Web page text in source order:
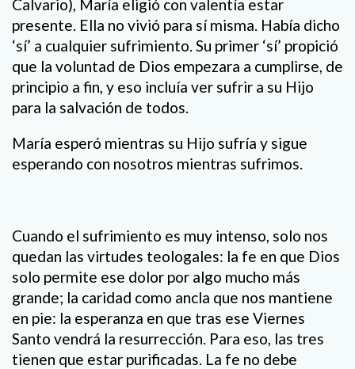
Calvario), María eligió con valentía estar
presente. Ella no vivió para sí misma. Había dicho
‘sí’ a cualquier sufrimiento. Su primer ‘sí’ propició
que la voluntad de Dios empezara a cumplirse, de
principio a fin, y eso incluía ver sufrir a su Hijo
para la salvación de todos.
María esperó mientras su Hijo sufría y sigue
esperando con nosotros mientras sufrimos.
Cuando el sufrimiento es muy intenso, solo nos
quedan las virtudes teologales: la fe en que Dios
solo permite ese dolor por algo mucho más
grande; la caridad como ancla que nos mantiene
en pie: la esperanza en que tras ese Viernes
Santo vendrá la resurrección. Para eso, las tres
tienen que estar purificadas. La fe no debe